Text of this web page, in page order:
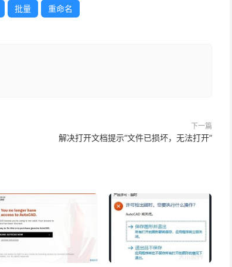
批量 重命名
下一篇
解决打开文档提示“文件已损坏，无法打开”